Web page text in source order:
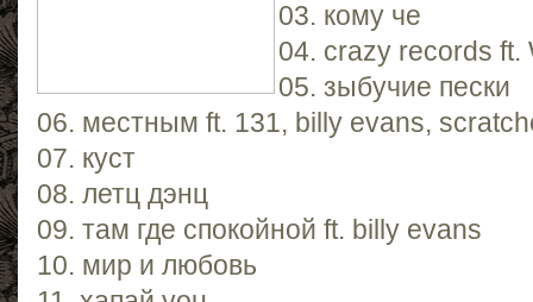
03. кому че
04. crazy records ft.
05. зыбучие пески
06. местным ft. 131, billy evans,
07. куст
08. летц дэнц
09. там где спокойной ft. billy evans
10. мир и любовь